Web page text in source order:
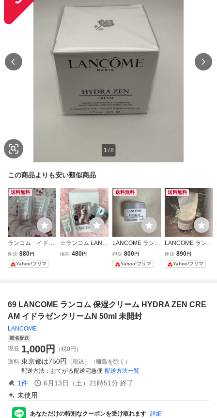
1 /8
この商品よりも安い類似商品
送料無料
ランコム イドラ
ゼン クリームN
即決 880円
Yahoo!フリマ
☆ランコム LANC
OME ジェニフィ
気の美容液＆クリ
ーム
現在 480円
送料無料
LANCOME ランコ
ム レネルジー H
PN クリーム 5ml
即決 800円
Yahoo!フリマ
送料無料
LANCOME ランコ
ム レネルジー H.P.
N. クリーム
即決 890円
Yahoo!フリマ
69 LANCOME ランコム 保湿クリーム HYDRA ZEN CRE
AM イドラゼンクリームN 50ml 未開封
LANCOME
匿名配送
現在 1,000円
（税0円）
送料 東京都は750円
（税込）（離島を除く）
配送方法
おてがる配送宅急便 配送方法一覧
1件 6月13日（土）21時51分 終了
未使用
あなただけの特別なクーポンを受け取れます 詳細